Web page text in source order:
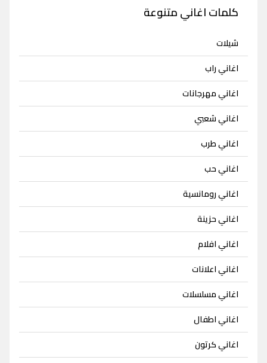
كلمات اغاني متنوعة
شيلات
اغاني راب
اغاني مهرجانات
اغاني شعبي
اغاني طرب
اغاني حب
اغاني رومانسية
اغاني حزينة
اغاني افلام
اغاني اعلانات
اغاني مسلسلات
اغاني اطفال
اغاني كرتون